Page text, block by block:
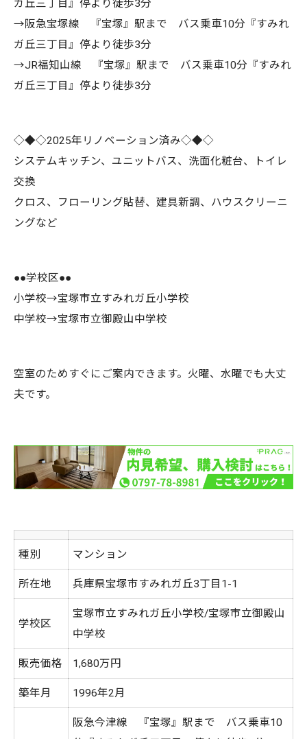
ガ丘三丁目』停より徒歩3分
→阪急宝塚線 『宝塚』駅まで バス乗車10分『すみれ
ガ丘三丁目』停より徒歩3分
→JR福知山線 『宝塚』駅まで バス乗車10分『すみれ
ガ丘三丁目』停より徒歩3分
◇◆◇2025年リノベーション済み◇◆◇
システムキッチン、ユニットバス、洗面化粧台、トイレ
交換
クロス、フローリング貼替、建具新調、ハウスクリーニ
ングなど
●●学校区●●
小学校→宝塚市立すみれガ丘小学校
中学校→宝塚市立御殿山中学校
空室のためすぐにご案内できます。火曜、水曜でも大丈
夫です。
種別 マンション
所在地 兵庫県宝塚市すみれガ丘3丁目1-1
学校区
宝塚市立すみれガ丘小学校/宝塚市立御殿山
中学校
販売価格 1,680万円
築年月 1996年2月
阪急今津線 『宝塚』駅まで バス乗車10